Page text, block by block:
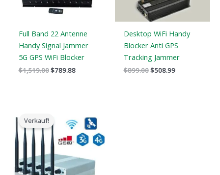
Full Band 22 Antenne
Handy Signal Jammer
5G GPS WiFi Blocker
$1,519.00$789.88
Desktop WiFi Handy
Blocker Anti GPS
Tracking Jammer
$899.00$508.99
Verkauf!
$316.89
bis
$385.48